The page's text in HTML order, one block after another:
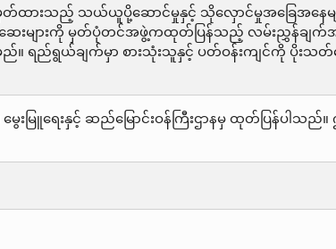
းသည့် သယ်ယူပို့ဆောင်မှုနှင့် သိုလှောင်မှုအခြေအနေမျာ
ေးများကို မှတ်ပုံတင်အဖွဲ့ကထုတ်ပြန်သည့် လမ်းညွှန်ချက်
မည်။ ရည်ရွယ်ချက်မှာ စားသုံးသူနှင့် ပတ်ဝန်းကျင်ကို ပိုးသ
ေးမြူရေးနှင့် ဆည်မြောင်းဝန်ကြီးဌာနမှ ထုတ်ပြန်ပါ